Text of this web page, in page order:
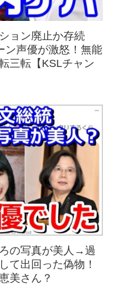
ョン廃止か存続
ン声優が激怒！無能
三転【KSLチャン
の写真が美人→過
て出回った偽物！
美さん？